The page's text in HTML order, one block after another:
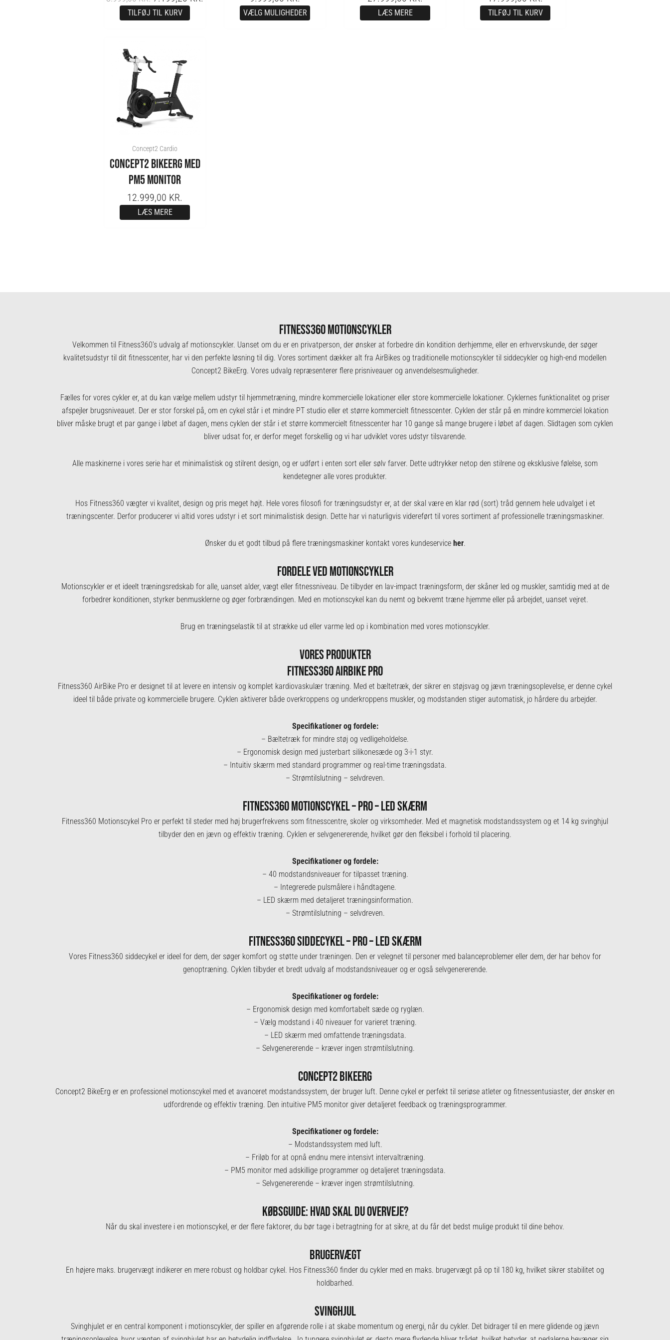
TILFØJ TIL KURV VÆLG MULIGHEDER LÆS MERE TILFØJ TIL KURV
Concept2 Cardio
CONCEPT2 BIKEERG MED
PM5 MONITOR
12.999,00 KR.
LÆS MERE
FITNESS360 MOTIONSCYKLER
Velkommen til Fitness360’s udvalg af motionscykler. Uanset om du er en privatperson, der ønsker at forbedre din kondition derhjemme, eller en erhvervskunde, der søger
kvalitetsudstyr til dit fitnesscenter, har vi den perfekte løsning til dig. Vores sortiment dækker alt fra AirBikes og traditionelle motionscykler til siddecykler og high-end modellen
Concept2 BikeErg. Vores udvalg repræsenterer flere prisniveauer og anvendelsesmuligheder.
Fælles for vores cykler er, at du kan vælge mellem udstyr til hjemmetræning, mindre kommercielle lokationer eller store kommercielle lokationer. Cyklernes funktionalitet og priser
afspejler brugsniveauet. Der er stor forskel på, om en cykel står i et mindre PT studio eller et større kommercielt fitnesscenter. Cyklen der står på en mindre kommerciel lokation
bliver måske brugt et par gange i løbet af dagen, mens cyklen der står i et større kommercielt fitnesscenter har 10 gange så mange brugere i løbet af dagen. Slidtagen som cyklen
bliver udsat for, er derfor meget forskellig og vi har udviklet vores udstyr tilsvarende.
Alle maskinerne i vores serie har et minimalistisk og stilrent design, og er udført i enten sort eller sølv farver. Dette udtrykker netop den stilrene og eksklusive følelse, som
kendetegner alle vores produkter.
Hos Fitness360 vægter vi kvalitet, design og pris meget højt. Hele vores filosofi for træningsudstyr er, at der skal være en klar rød (sort) tråd gennem hele udvalget i et
træningscenter. Derfor producerer vi altid vores udstyr i et sort minimalistisk design. Dette har vi naturligvis videreført til vores sortiment af professionelle træningsmaskiner.
Ønsker du et godt tilbud på flere træningsmaskinerkontakt vores kundeservice her.
FORDELE VED MOTIONSCYKLER
Motionscykler er et ideelt træningsredskab for alle, uanset alder, vægt eller fitnessniveau. De tilbyder en lav-impact træningsform, der skåner led og muskler, samtidig med at de
forbedrer konditionen, styrker benmusklerne og øger forbrændingen. Med en motionscykel kan du nemt og bekvemt træne hjemme eller på arbejdet, uanset vejret.
Brug en træningselastiktil at strække ud eller varme led op i kombination med vores motionscykler.
VORES PRODUKTER
FITNESS360 AIRBIKE PRO
Fitness360 AirBike Pro er designet til at levere en intensiv og komplet kardiovaskulær træning. Med et bæltetræk, der sikrer en støjsvag og jævn træningsoplevelse, er denne cykel
ideel til både private og kommercielle brugere. Cyklen aktiverer både overkroppens og underkroppens muskler, og modstanden stiger automatisk, jo hårdere du arbejder.
Specifikationer og fordele:
– Bæltetræk for mindre støj og vedligeholdelse.
– Ergonomisk design med justerbart silikonesæde og 3-i-1 styr.
– Intuitiv skærm med standard programmer og real-time træningsdata.
– Strømtilslutning – selvdreven.
FITNESS360 MOTIONSCYKEL – PRO – LED SKÆRM
Fitness360 Motionscykel Pro er perfekt til steder med høj brugerfrekvens som fitnesscentre, skoler og virksomheder. Med et magnetisk modstandssystem og et 14 kg svinghjul
tilbyder den en jævn og effektiv træning. Cyklen er selvgenererende, hvilket gør den fleksibel i forhold til placering.
Specifikationer og fordele:
– 40 modstandsniveauer for tilpasset træning.
– Integrerede pulsmålere i håndtagene.
– LED skærm med detaljeret træningsinformation.
– Strømtilslutning – selvdreven.
FITNESS360 SIDDECYKEL – PRO – LED SKÆRM
Vores Fitness360 siddecykel er ideel for dem, der søger komfort og støtte under træningen. Den er velegnet til personer med balanceproblemer eller dem, der har behov for
genoptræning. Cyklen tilbyder et bredt udvalg af modstandsniveauer og er også selvgenererende.
Specifikationer og fordele:
– Ergonomisk design med komfortabelt sæde og ryglæn.
– Vælg modstand i 40 niveauer for varieret træning.
– LED skærm med omfattende træningsdata.
– Selvgenererende – kræver ingen strømtilslutning.
CONCEPT2 BIKEERG
Concept2 BikeErg er en professionel motionscykel med et avanceret modstandssystem, der bruger luft. Denne cykel er perfekt til seriøse atleter og fitnessentusiaster, der ønsker en
udfordrende og effektiv træning. Den intuitive PM5 monitor giver detaljeret feedback og træningsprogrammer.
Specifikationer og fordele:
– Modstandssystem med luft.
– Friløb for at opnå endnu mere intensivt intervaltræning.
– PM5 monitor med adskillige programmer og detaljeret træningsdata.
– Selvgenererende – kræver ingen strømtilslutning.
KØBSGUIDE: HVAD SKAL DU OVERVEJE?
Når du skal investere i en motionscykel, er der flere faktorer, du bør tage i betragtning for at sikre, at du får det bedst mulige produkt til dine behov.
BRUGERVÆGT
En højere maks. brugervægt indikerer en mere robust og holdbar cykel. Hos Fitness360 finder du cykler med en maks. brugervægt på op til 180 kg, hvilket sikrer stabilitet og
holdbarhed.
SVINGHJUL
Svinghjulet er en central komponent i motionscykler, der spiller en afgørende rolle i at skabe momentum og energi, når du cykler. Det bidrager til en mere glidende og jævn